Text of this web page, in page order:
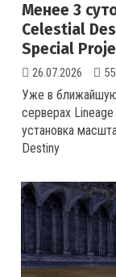
Менее 3
Celestial
Special
26.07.2026
Уже в
серверах
установка
Destiny